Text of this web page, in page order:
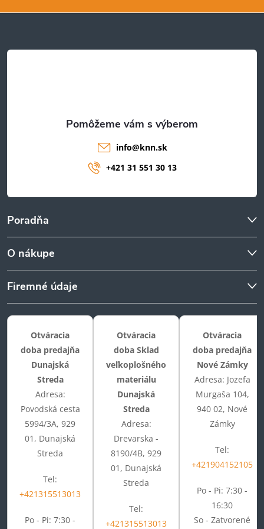
t
Poradňa
O nákupe
Firemné údaje
info@knn.sk
+421 31 551 30 13
Otváracia
doba predajňa
Dunajská
Streda
Adresa:
Povodská cesta
5994/3A, 929
01, Dunajská
Streda
Tel:
+421315513013
Po - Pi: 7:30 -
Otváracia
doba Sklad
veľkoplošného
materiálu
Dunajská
Streda
Adresa:
Drevarska -
8190/4B, 929
01, Dunajská
Streda
Tel:
+421315513013
Otváracia
doba predajňa
Nové Zámky
Adresa: Jozefa
Murgaša 104,
940 02, Nové
Zámky
Tel:
+421904152105
Po - Pi: 7:30 -
16:30
So - Zatvorené